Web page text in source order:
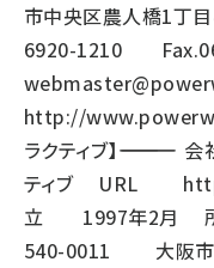
市中央区農人橋1丁
6920-1210
http://
ラクティブ】
ティブ URL
立 1997年2月
540-0011 大阪市